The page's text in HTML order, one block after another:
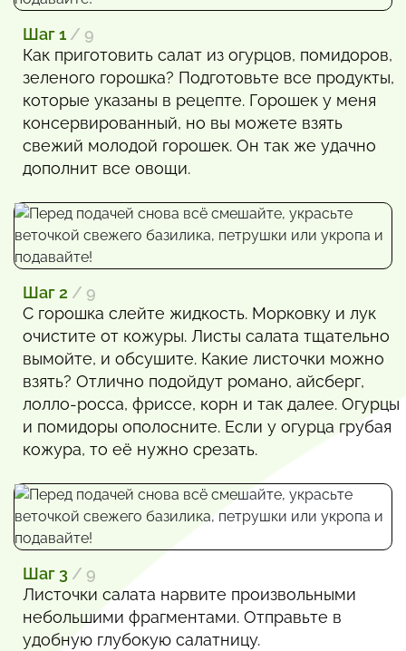
Шаг 1 / 9
Как приготовить салат из огурцов, помидоров,
зеленого горошка? Подготовьте все продукты,
которые указаны в рецепте. Горошек у меня
консервированный, но вы можете взять
свежий молодой горошек. Он так же удачно
дополнит все овощи.
Шаг 2 / 9
С горошка слейте жидкость. Морковку и лук
очистите от кожуры. Листы салата тщательно
вымойте, и обсушите. Какие листочки можно
взять? Отлично подойдут романо, айсберг,
лолло-росса, фриссе, корн и так далее. Огурцы
и помидоры ополосните. Если у огурца грубая
кожура, то её нужно срезать.
Шаг 3 / 9
Листочки салата нарвите произвольными
небольшими фрагментами. Отправьте в
удобную глубокую салатницу.